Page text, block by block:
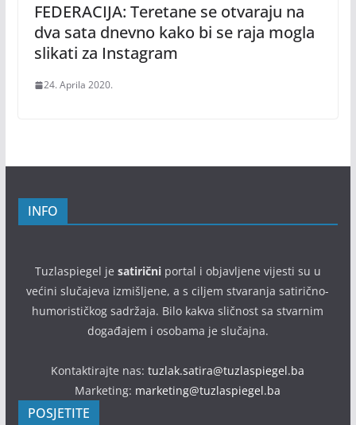
FEDERACIJA: Teretane se otvaraju na
dva sata dnevno kako bi se raja mogla
slikati za Instagram
24. Aprila 2020.
INFO
Tuzlaspiegel je satiričniportal i objavljene vijesti su u
većini slučajeva izmišljene, a s ciljem stvaranja satirično-
humorističkog sadržaja. Bilo kakva sličnost sa stvarnim
događajem i osobama je slučajna.
Kontaktirajte nas:tuzlak.satira@tuzlaspiegel.ba
Marketing: marketing@tuzlaspiegel.ba
POSJETITE